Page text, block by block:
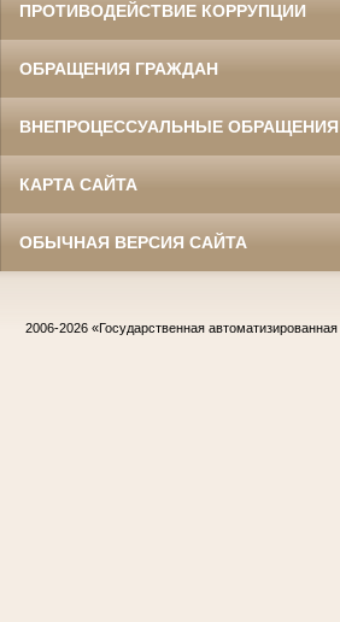
ПРОТИВОДЕЙСТВИЕ КОРРУПЦИИ
ОБРАЩЕНИЯ ГРАЖДАН
ВНЕПРОЦЕССУАЛЬНЫЕ ОБРАЩЕНИЯ
КАРТА САЙТА
ОБЫЧНАЯ ВЕРСИЯ САЙТА
2006-2026 «Государственная